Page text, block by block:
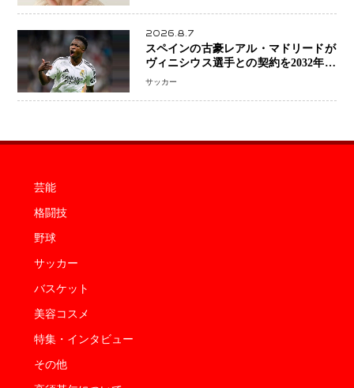
2026.8.7
スペインの古豪レアル・マドリードが
ヴィニシウス選手との契約を2032年ま
で延長 長期交渉が決着 年俸は約43億
サッカー
芸能
格闘技
野球
サッカー
バスケット
美容コスメ
特集・インタビュー
その他